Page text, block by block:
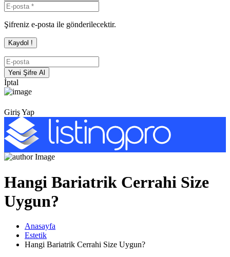
Şifreniz e-posta ile gönderilecektir.
İptal
Giriş Yap
Hangi Bariatrik Cerrahi Size
Uygun?
Anasayfa
Estetik
Hangi Bariatrik Cerrahi Size Uygun?